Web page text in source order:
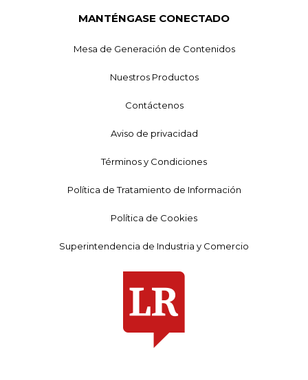
MANTÉNGASE CONECTADO
Mesa de Generación de Contenidos
Nuestros Productos
Contáctenos
Aviso de privacidad
Términos y Condiciones
Política de Tratamiento de Información
Política de Cookies
Superintendencia de Industria y Comercio